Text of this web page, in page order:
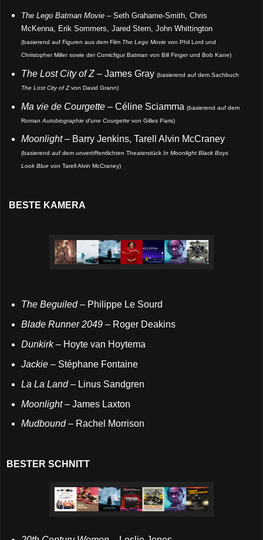
The Lego Batman Movie – Seth Grahame-Smith, Chris
McKenna, Erik Sommers, Jared Stern, John Whittington
(basierend auf Figuren aus dem Film The Lego Movie von Phil Lord und
Christopher Miller sowie der Comicfigur Batman von Bill Finger und Bob Kane)
The Lost City of Z– James Gray (basierend auf dem Sachbuch
The Lost City of Zvon David Grann)
Ma vie de Courgette – Céline Sciamma (basierend auf dem
Roman Autobiographie d'une Courgette von Gilles Paris)
Moonlight– Barry Jenkins, Tarell Alvin McCraney
(basierend auf dem unveröffentlichten Theaterstück In Moonlight Black Boys
Look Blue von Tarell Alvin McCraney)
BESTE KAMERA
The Beguiled– Philippe Le Sourd
Blade Runner 2049 – Roger Deakins
Dunkirk– Hoyte van Hoytema
Jackie – Stéphane Fontaine
La La Land– Linus Sandgren
Moonlight– James Laxton
Mudbound– Rachel Morrison
BESTER SCHNITT